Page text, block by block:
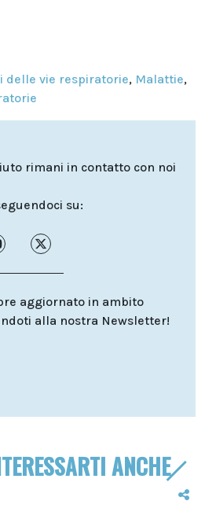
delle vie respiratorie, Malattie,
rimani in contatto con noi
su:
aggiornato in ambito
alla nostra Newsletter!
ANCHE